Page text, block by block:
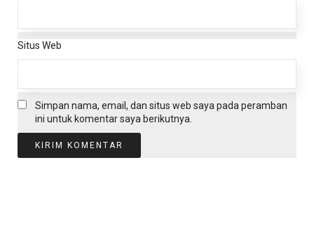
Situs Web
Simpan nama, email, dan situs web saya pada peramban
ini untuk komentar saya berikutnya.